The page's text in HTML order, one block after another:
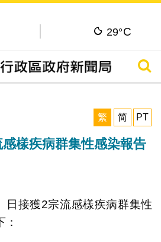
29°C
搜尋
繁
简 PT
樣疾病群集性感染報告
日接獲2宗流感樣疾病群集性